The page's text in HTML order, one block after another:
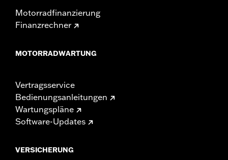
Motorradfinanzierung
Finanzrechner
MOTORRADWARTUNG
Vertragsservice
Bedienungsanleitungen
Wartungspläne
Software-Updates
VERSICHERUNG